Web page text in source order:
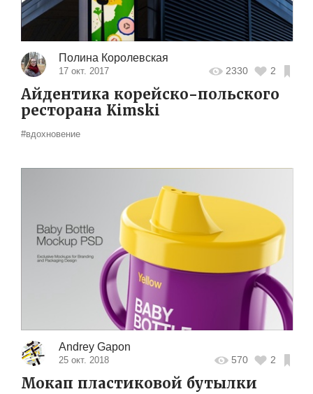
Полина Королевская
17 окт. 2017 2330 2
Айдентика корейско-польского
ресторана Kimski
#вдохновение
Andrey Gapon
25 окт. 2018 570 2
Мокап пластиковой бутылки